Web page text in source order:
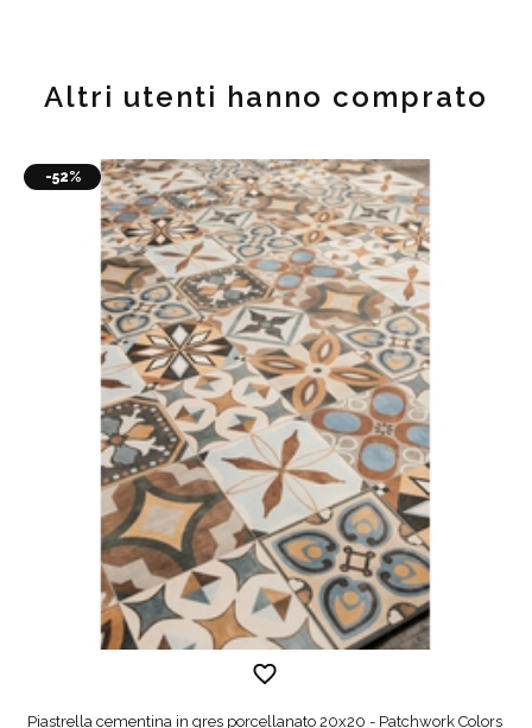
Altri utenti hanno comprato
-52%
Piastrella cementina in gres porcellanato 20x20 - Patchwork Colors